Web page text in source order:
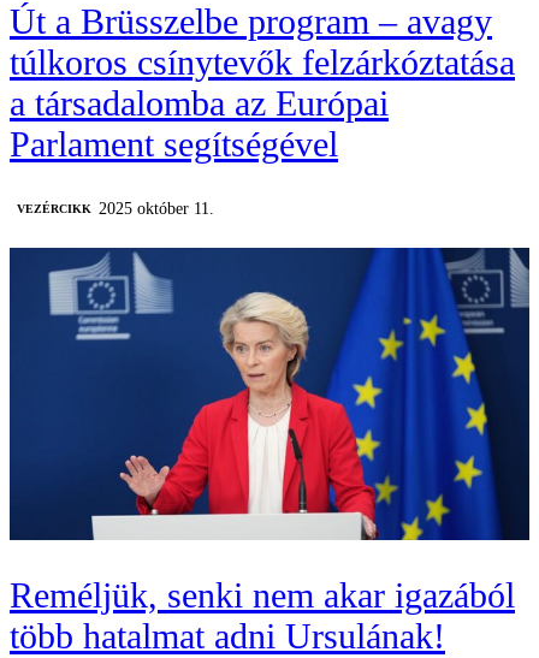
Út a Brüsszelbe program – avagy
túlkoros csínytevők felzárkóztatása
a társadalomba az Európai
Parlament segítségével
VEZÉRCIKK 2025 október 11.
Reméljük, senki nem akar igazából
több hatalmat adni Ursulának!